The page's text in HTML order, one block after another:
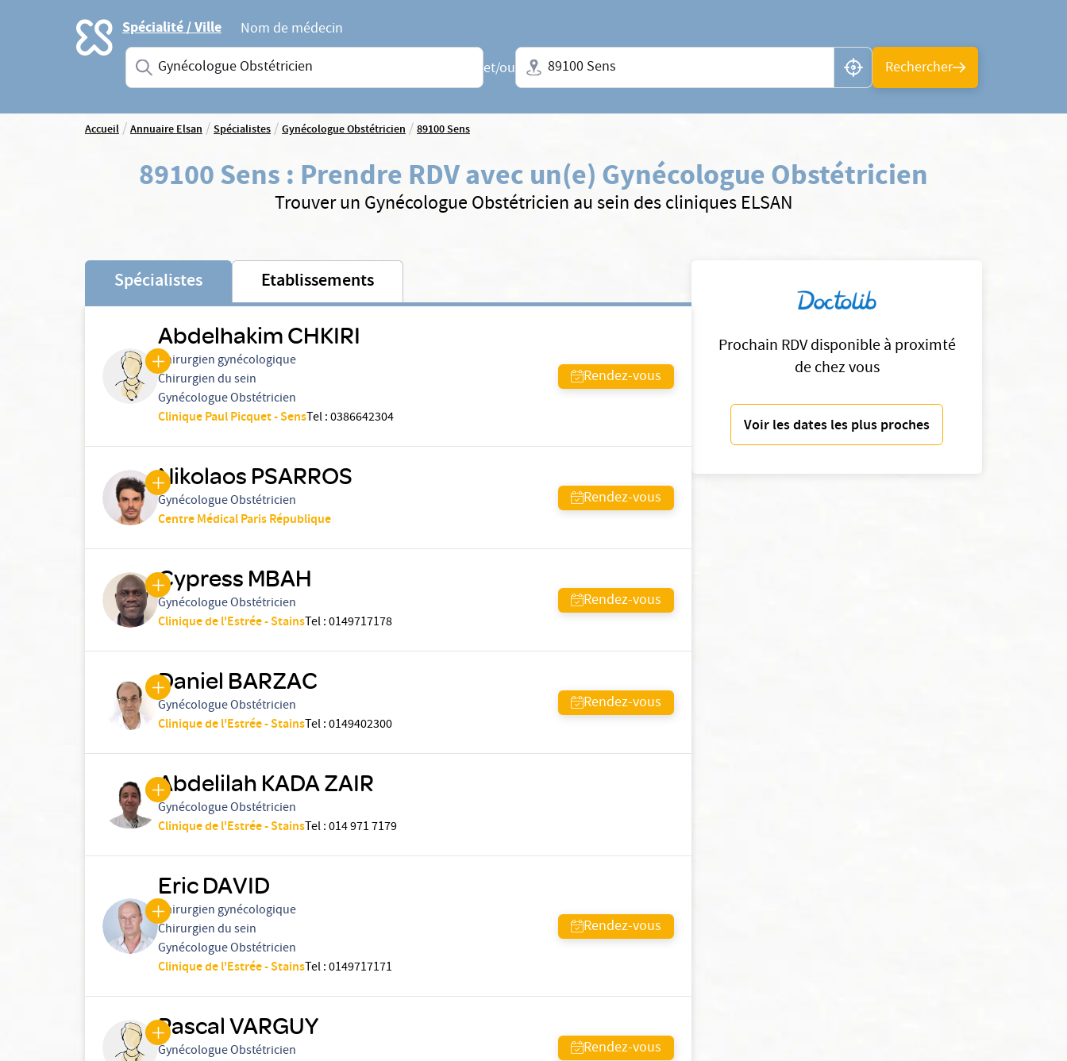
Accueil Spécialité / Ville
Nom de médecin
Saisissez une spécialité ou un service
et/ou
Ville + N° de département, région ou CP
Rechercher
Accueil/Annuaire Elsan/Spécialistes/Gynécologue Obstétricien/89100 Sens
89100 Sens : Prendre RDV avec un(e) Gynécologue Obstétricien
Trouver un Gynécologue Obstétricien au sein des cliniques ELSAN
Prochain RDV disponible à proximté
de chez vous
Voir les dates les plus proches
Spécialistes Etablissements
Abdelhakim CHKIRI
Chirurgien gynécologique
Chirurgien du sein
Gynécologue Obstétricien
Clinique Paul Picquet - SensTel:0386642304
Rendez-vous
Nikolaos PSARROS
Gynécologue Obstétricien
Centre Médical Paris République
Rendez-vous
Cypress MBAH
Gynécologue Obstétricien
Clinique de l'Estrée - StainsTel:0149717178
Rendez-vous
Daniel BARZAC
Gynécologue Obstétricien
Clinique de l'Estrée - StainsTel:0149402300
Rendez-vous
Abdelilah KADA ZAIR
Gynécologue Obstétricien
Clinique de l'Estrée - StainsTel:014 971 7179
Eric DAVID
Chirurgien gynécologique
Chirurgien du sein
Gynécologue Obstétricien
Clinique de l'Estrée - StainsTel:0149717171
Rendez-vous
Pascal VARGUY
Gynécologue Obstétricien Rendez-vous